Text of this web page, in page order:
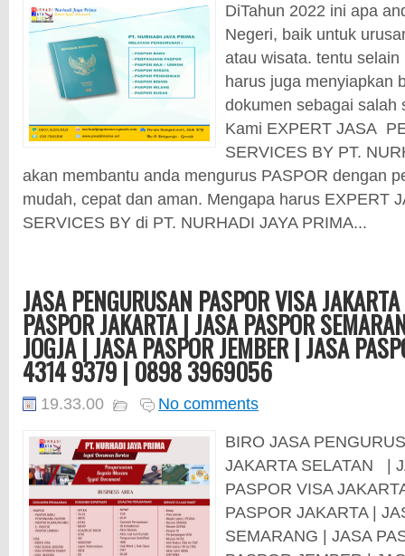
DiTahun 2022 ini apa
Negeri, baik untuk
atau wisata. tentu
harus juga menyiapkan
dokumen sebagai salah
Kami EXPERT JASA
SERVICES BY PT.
akan membantu anda mengurus PASPOR dengan
mudah, cepat dan aman. Mengapa harus EXPERT
SERVICES BY di PT. NURHADI JAYA PRIMA...
JASA PENGURUSAN PASPOR VISA
PASPOR JAKARTA | JASA PASPOR
JOGJA | JASA PASPOR JEMBER | JASA
4314 9379 | 0898 3969056
19.33.00
No comments
BIRO JASA
JAKARTA SELATAN |
PASPOR VISA
PASPOR JAKARTA |
SEMARANG | JASA